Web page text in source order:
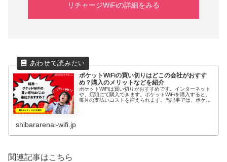
リチャージWiFiの詳細をみる
ポケットWiFiの買い切りはどこの会社がおすす
め？購入のメリットなどを紹介
ポケットWiFiは買い切りがおすすめです。インターネット
や、店頭にて購入できます。ポケットWiFiを購入すると、
毎月の支払いコストを抑えられます。当記事では、ポケッ
shibararenai-wifi.jp
関連記事はこちら